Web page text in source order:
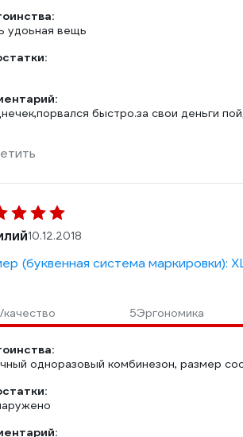
удоьная вещь
быстро.за свои деньги
10.12.2018
(буквенная система маркировки):
5Эргономика
одноразовый комбинезон, размер